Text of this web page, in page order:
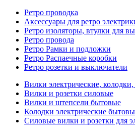
Ретро проводка
Аксессуары для ретро
Ретро изоляторы, втулки для
Ретро провода
Ретро Рамки и подложки
Ретро Распаечные коробки
Ретро розетки и выключатели
Вилки электрические,
Вилки и розетки силовые
Вилки и штепсели бытовые
Колодки электрические
Силовые вилки и розетки для